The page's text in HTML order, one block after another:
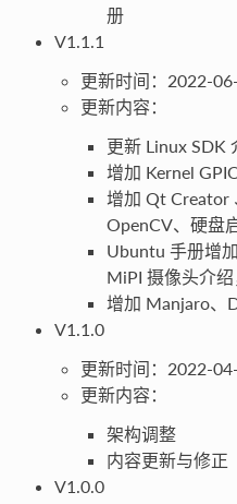
册
V1.1.1
更新时间：2022-
更新内容：
更新 Linux SDK
增加 Kernel
增加 Qt Creator
OpenCV、硬盘
Ubuntu 手册增
MiPI 摄像头介
增加 Manjaro、
V1.1.0
更新时间：2022-
更新内容：
架构调整
内容更新与修正
V1.0.0